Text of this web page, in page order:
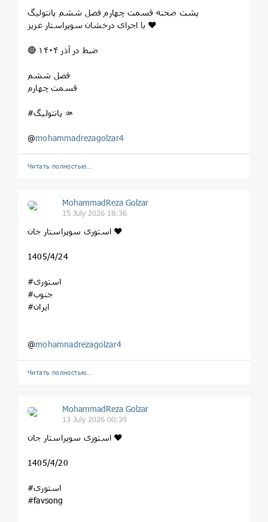
پشت صحنه قسمت چهارم فصل ششم پانتولیگ
با اجرای درخشان سوپراستار عزیز ❤️
🔴 ضبط در آذر ۱۴۰۴
فصل ششم
قسمت چهارم
#پانتولیگ 🫴
@mohammadrezagolzar4
Читать полностью…
MohammadReza Golzar
15 July 2026 18:36
استوری سوپراستار جان ❤️
1405/4/24
#استوری
#جنوب
#ایران
@mohamnadrezagolzar4
Читать полностью…
MohammadReza Golzar
13 July 2026 00:39
استوری سوپراستار جان ❤️
1405/4/20
#استوری
#favsong